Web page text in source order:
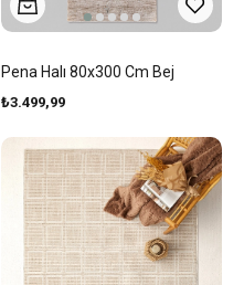
Pena Halı 80x300 Cm Bej
₺3.499,99